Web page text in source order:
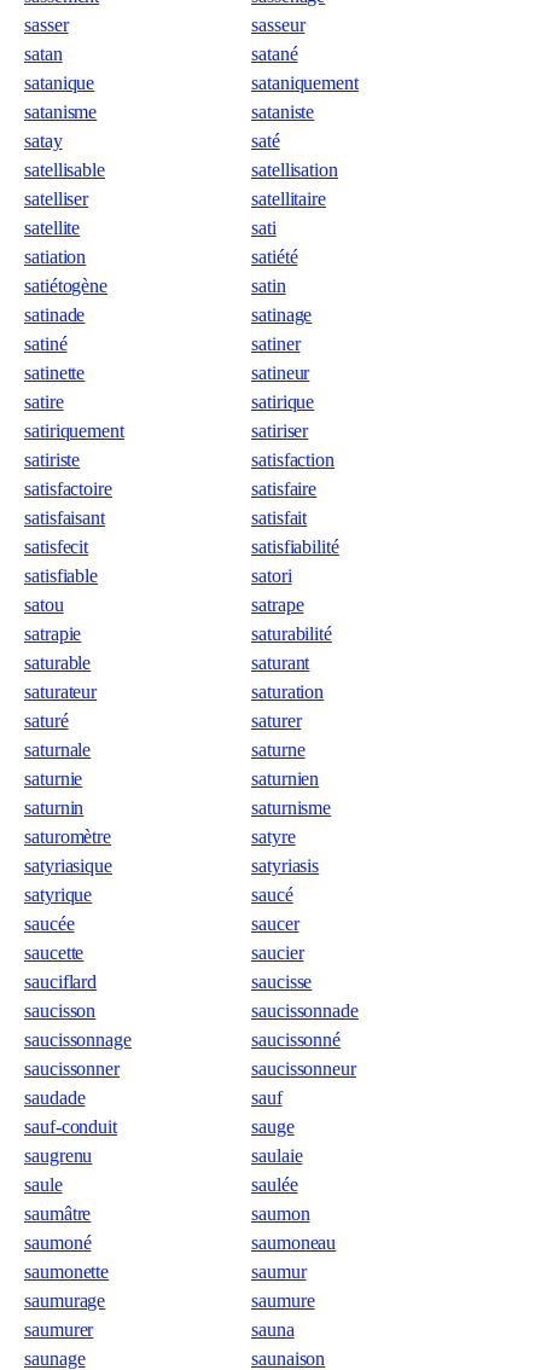
sasser
sasseur
satan
satané
satanique
sataniquement
satanisme
sataniste
satay
saté
satellisable
satellisation
satelliser
satellitaire
satellite
sati
satiation
satiété
satiétogène
satin
satinade
satinage
satiné
satiner
satinette
satineur
satire
satirique
satiriquement
satiriser
satiriste
satisfaction
satisfactoire
satisfaire
satisfaisant
satisfait
satisfecit
satisfiabilité
satisfiable
satori
satou
satrape
satrapie
saturabilité
saturable
saturant
saturateur
saturation
saturé
saturer
saturnale
saturne
saturnie
saturnien
saturnin
saturnisme
saturomètre
satyre
satyriasique
satyriasis
satyrique
saucé
saucée
saucer
saucette
saucier
sauciflard
saucisse
saucisson
saucissonnade
saucissonnage
saucissonné
saucissonner
saucissonneur
saudade
sauf
sauf-conduit
sauge
saugrenu
saulaie
saule
saulée
saumâtre
saumon
saumoné
saumoneau
saumonette
saumur
saumurage
saumure
saumurer
sauna
saunage
saunaison